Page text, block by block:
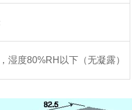
湿度80%RH以下（无凝露）